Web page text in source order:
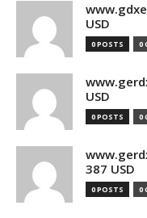
USD
0 POSTS 0
USD
0 POSTS 0
387 USD
0 POSTS 0